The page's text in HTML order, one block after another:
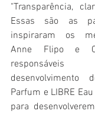
"Transparência,
Essas são as
inspiraram os
Anne Flipo e
Parfum e LIBRE
para